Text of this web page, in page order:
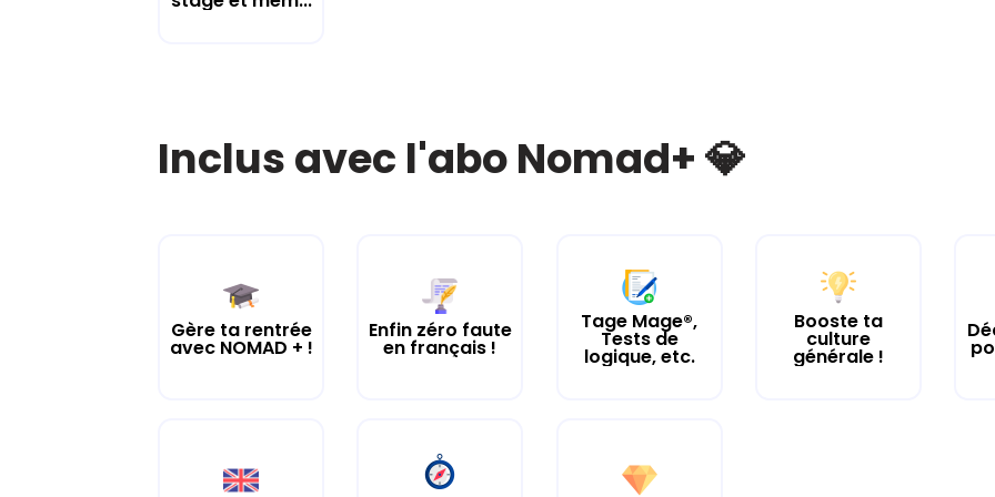
Inclus avec l'abo Nomad+ 💎
Gère ta rentrée
avec NOMAD + !
Enfin zéro faute
en français !
Tage Mage®,
Tests de
logique, etc.
Booste ta
culture
générale !